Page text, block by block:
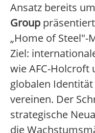
Ansatz bereits
Group
„Home of Steel"-
Ziel:
wie AFC-Holcroft
globalen Identität
vereinen. Der
strategische
die